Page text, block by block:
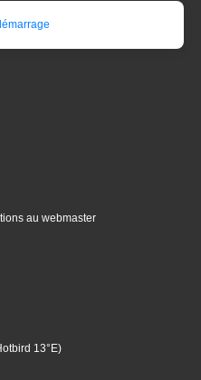
au webmaster
13°E)